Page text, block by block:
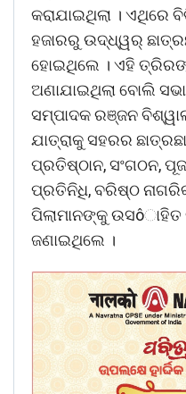
କରାଯାଇଥିଲା । ଏଥିରେ
ହଜାରରୁ ଉଦ୍ଧ୍ୱର୍
ହୋଇଥିଲେ । ଏହି
ଅଣାଯାଇଥିଲା ବୋଲି
ସମ୍ପାଦକ ରଞ୍ଜନ
ଯାତ୍ରାକୁ ସହରର
ପ୍ରତିଷ୍ଠାନ, ସଂଗଠନ,
ପ୍ରତିନିଧି, ବରିଷ୍ଠ
ପିଲାମାନଙ୍କୁ ଉସôାହିତ
ଜଣାଇଥିଲେ ।